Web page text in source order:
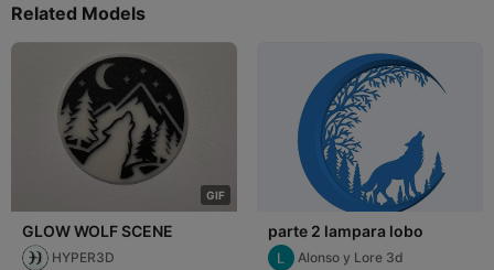
Related Models
GIF
GLOW WOLF SCENE
HYPER3D
parte 2 lampara lobo
Alonso y Lore 3d